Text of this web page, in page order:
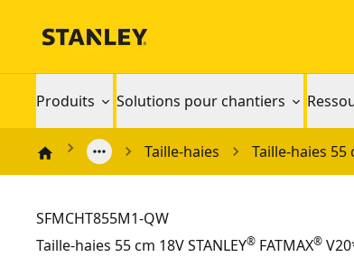
Produits Solutions pour chantiers
Taille-haies Taille-haies 55
SFMCHT855M1-QW
Taille-haies 55 cm 18V STANLEY® FATMAX®